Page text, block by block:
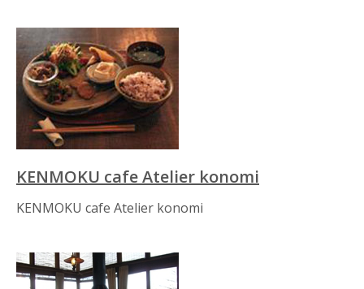
KENMOKU cafe Atelier konomi
KENMOKU cafe Atelier konomi